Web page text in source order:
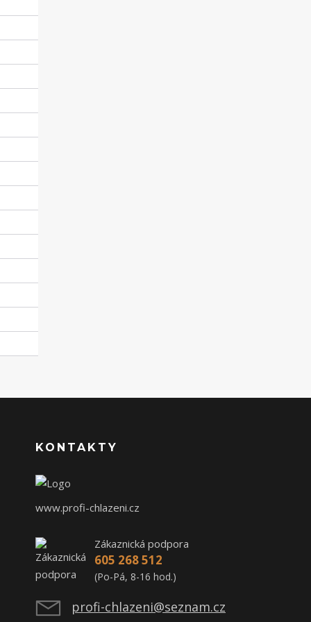
KONTAKTY
www.profi-chlazeni.cz
Zákaznická podpora
605 268 512
(Po-Pá, 8-16 hod.)
profi-chlazeni@seznam.cz